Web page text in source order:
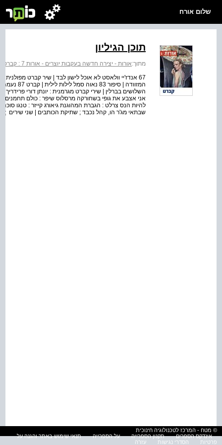
שלום אורח
תוכן הגיליון
מתוך:אורות - יצירה חדשה בעקבות יוצרים - אורות 7 : קברט
השלושים בברלין | שירי קברט מגרמנית : יונתן דורי
אני אצבע את גופי בשחורקה מרסלוס שיפר : כולם תחמנים
שבתאי מג'ר הו, קהל נכבד ; שתיקת הכותבים | שני שירים
© מטח - המרכז לטכנולוגיה חינוכית
אינדקס הספרים
תקנון הספרייה על הספרייה
תנאי שימוש באתר והגנה על
פרטיות
הסדרי נגישות עזרה